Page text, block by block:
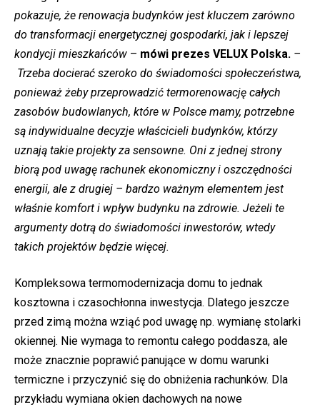
pokazuje, że renowacja budynków jest kluczem zarówno
do transformacji energetycznej gospodarki, jak i lepszej
kondycji mieszkańców – mówi prezes VELUX Polska. –
Trzeba docierać szeroko do świadomości społeczeństwa,
ponieważ żeby przeprowadzić termorenowację całych
zasobów budowlanych, które w Polsce mamy, potrzebne
są indywidualne decyzje właścicieli budynków, którzy
uznają takie projekty za sensowne. Oni z jednej strony
biorą pod uwagę rachunek ekonomiczny i oszczędności
energii, ale z drugiej – bardzo ważnym elementem jest
właśnie komfort i wpływ budynku na zdrowie. Jeżeli te
argumenty dotrą do świadomości inwestorów, wtedy
takich projektów będzie więcej.
Kompleksowa termomodernizacja domu to jednak
kosztowna i czasochłonna inwestycja. Dlatego jeszcze
przed zimą można wziąć pod uwagę np. wymianę stolarki
okiennej. Nie wymaga to remontu całego poddasza, ale
może znacznie poprawić panujące w domu warunki
termiczne i przyczynić się do obniżenia rachunków. Dla
przykładu wymiana okien dachowych na nowe